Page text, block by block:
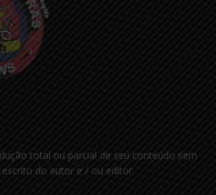
total ou parcial de seu conteúdo sem
do autor e / ou editor